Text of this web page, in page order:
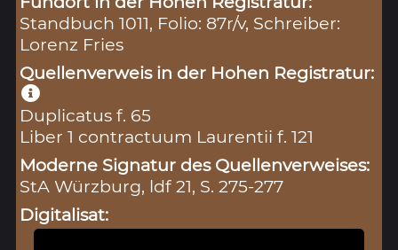
Standbuch 1011, Folio: 87r/v, Schreiber:
Lorenz Fries
Quellenverweis in der Hohen Registratur:
Duplicatus f. 65
Liber 1 contractuum Laurentii f. 121
Moderne Signatur des Quellenverweises:
StA Würzburg, ldf 21, S. 275-277
Digitalisat: